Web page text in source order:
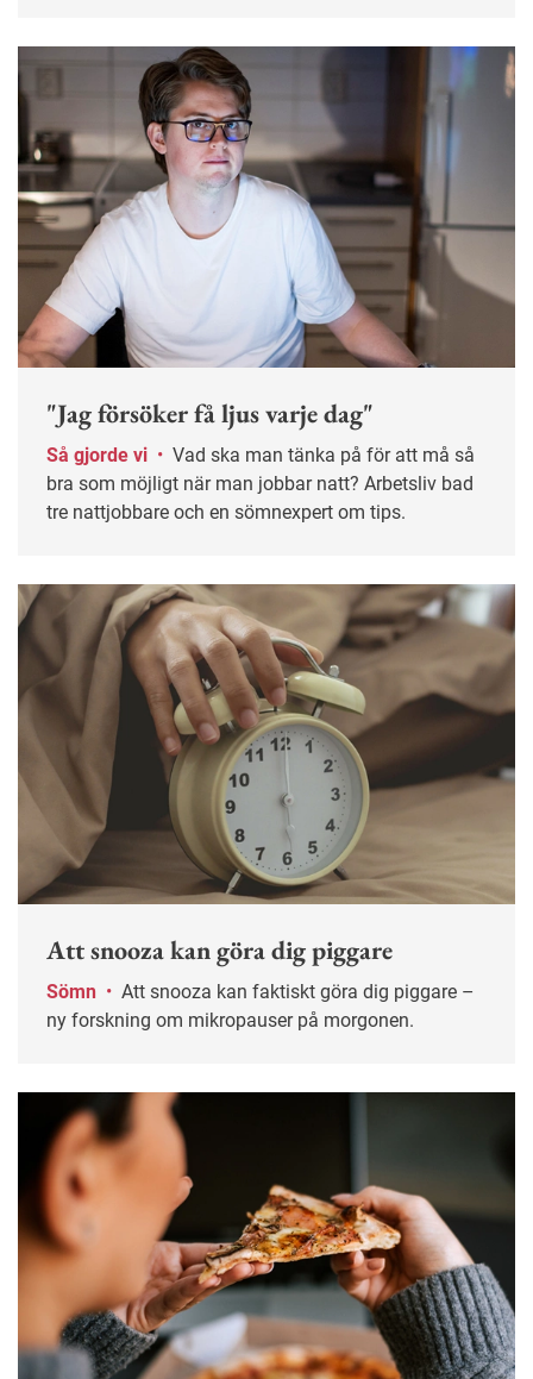
"Jag försöker få ljus varje dag"
Så gjorde vi •
bra som möjligt när man jobbar natt? Arbetsliv bad
tre nattjobbare och en sömnexpert om tips.
Att snooza kan göra dig piggare
Sömn •
ny forskning om mikropauser på morgonen.